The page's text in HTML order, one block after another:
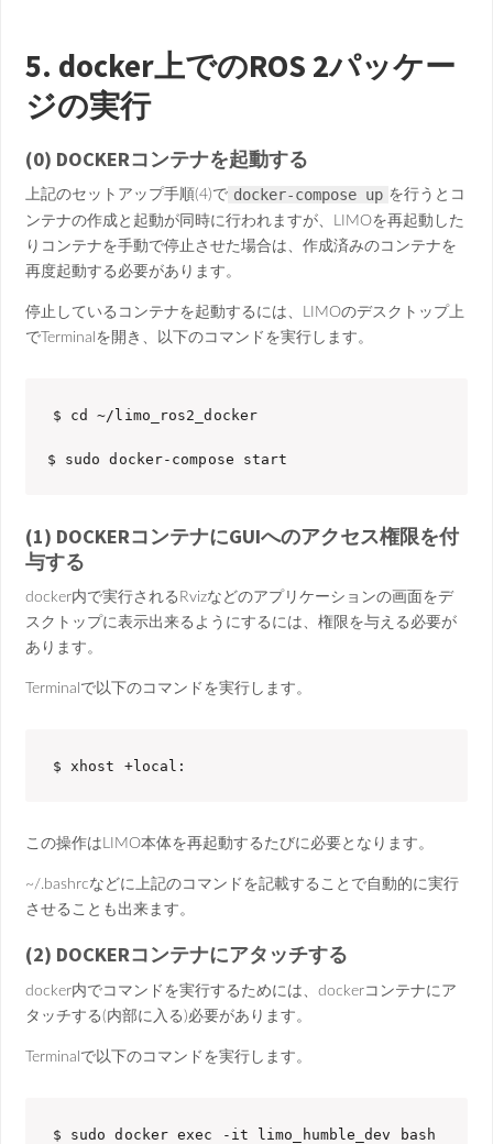
5. docker上でのROS 2パッケー
ジの実行
(0) DOCKERコンテナを起動する
上記のセットアップ手順(4)で docker-compose up を行うとコ
ンテナの作成と起動が同時に行われますが、LIMOを再起動した
りコンテナを手動で停止させた場合は、作成済みのコンテナを
再度起動する必要があります。
停止しているコンテナを起動するには、LIMOのデスクトップ上
でTerminalを開き、以下のコマンドを実行します。
$ cd ~/limo_ros2_docker
$ sudo docker-compose start
(1) DOCKERコンテナにGUIへのアクセス権限を付
与する
docker内で実行されるRvizなどのアプリケーションの画面をデ
スクトップに表示出来るようにするには、権限を与える必要が
あります。
Terminalで以下のコマンドを実行します。
$ xhost +local:
この操作はLIMO本体を再起動するたびに必要となります。
~/.bashrcなどに上記のコマンドを記載することで自動的に実行
させることも出来ます。
(2) DOCKERコンテナにアタッチする
docker内でコマンドを実行するためには、dockerコンテナにア
タッチする(内部に入る)必要があります。
Terminalで以下のコマンドを実行します。
$ sudo docker exec -it limo_humble_dev bash